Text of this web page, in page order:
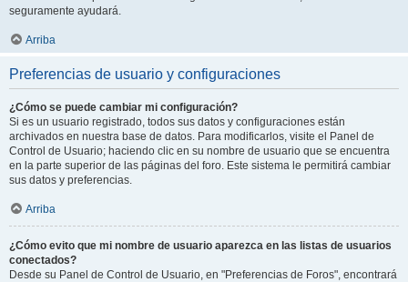
seguramente ayudará.
Arriba
Preferencias de usuario y configuraciones
¿Cómo se puede cambiar mi configuración?
Si es un usuario registrado, todos sus datos y configuraciones están
archivados en nuestra base de datos. Para modificarlos, visite el Panel de
Control de Usuario; haciendo clic en su nombre de usuario que se encuentra
en la parte superior de las páginas del foro. Este sistema le permitirá cambiar
sus datos y preferencias.
Arriba
¿Cómo evito que mi nombre de usuario aparezca en las listas de usuarios
conectados?
Desde su Panel de Control de Usuario, en "Preferencias de Foros", encontrará